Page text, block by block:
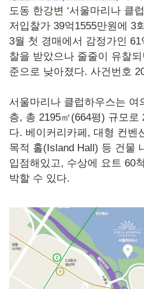
도동 한강변 ‘서울마리나 클
저입찰가 39억1555만원에 3
3월 첫 경매에서 감정가인
찰을 받았으나 줄줄이 유찰
준으로 낮아졌다. 사건번호
서울마리나 클럽하우스는 여
층, 총 2195㎡(664평) 규모로
다. 베이커리카페, 대형 컨벤
목적 홀(Island Hall) 등 건물
입점해있고, 수상에 요트 60
박할 수 있다.